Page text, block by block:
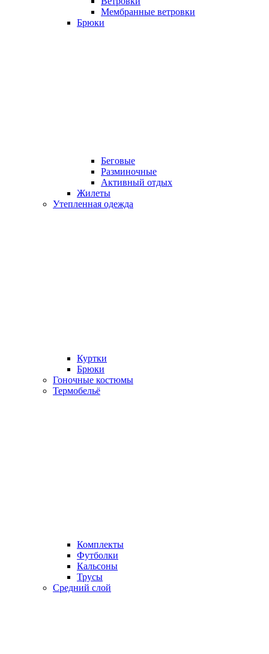
Мембранные ветровки
Брюки
Беговые
Разминочные
Активный отдых
Жилеты
Утепленная одежда
Куртки
Брюки
Гоночные костюмы
Термобельё
Комплекты
Футболки
Кальсоны
Трусы
Средний слой